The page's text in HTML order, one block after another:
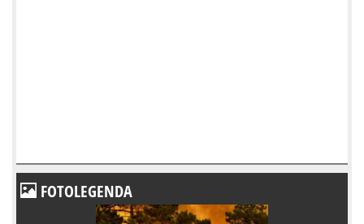
FOTOLEGENDA